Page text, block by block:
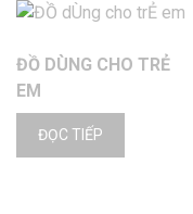
ĐỒ DÙNG CHO TRẺ
EM
ĐỌC TIẾP